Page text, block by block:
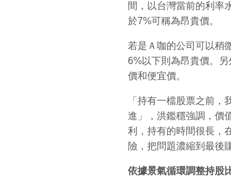
間，以台灣當前的利率
於7%可稱為昂貴價。
若是Ａ咖的公司可以稍
6%以下則為昂貴價。
價和便宜價。
「持有一檔股票之前
進」，洪鑑穩強調，價
利，持有的時間很長，
險，把問題濃縮到最後
依據景氣循環調整持股